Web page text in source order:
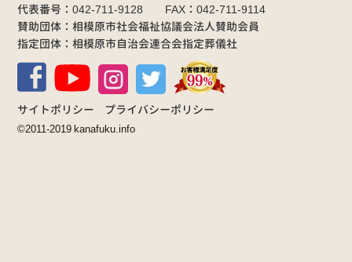
代表番号：042-711-9128 FAX：042-711-9114
賛助団体：相模原市社会福祉協議会法人賛助会員
指定団体：相模原市自治会連合会指定葬儀社
サイトポリシー プライバシーポリシー
©2011-2019 kanafuku.info